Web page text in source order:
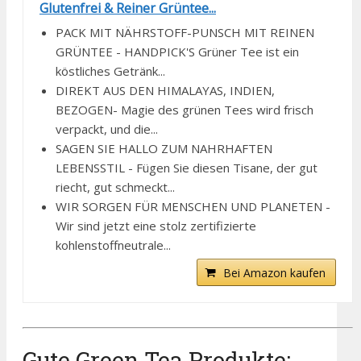
Glutenfrei & Reiner Grüntee...
PACK MIT NÄHRSTOFF-PUNSCH MIT REINEN
GRÜNTEE - HANDPICK'S Grüner Tee ist ein
köstliches Getränk...
DIREKT AUS DEN HIMALAYAS, INDIEN,
BEZOGEN- Magie des grünen Tees wird frisch
verpackt, und die...
SAGEN SIE HALLO ZUM NAHRHAFTEN
LEBENSSTIL - Fügen Sie diesen Tisane, der gut
riecht, gut schmeckt...
WIR SORGEN FÜR MENSCHEN UND PLANETEN -
Wir sind jetzt eine stolz zertifizierte
kohlenstoffneutrale...
Bei Amazon kaufen